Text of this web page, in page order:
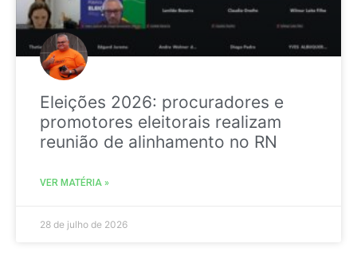
Eleições 2026: procuradores e
promotores eleitorais realizam
reunião de alinhamento no RN
VER MATÉRIA »
28 de julho de 2026